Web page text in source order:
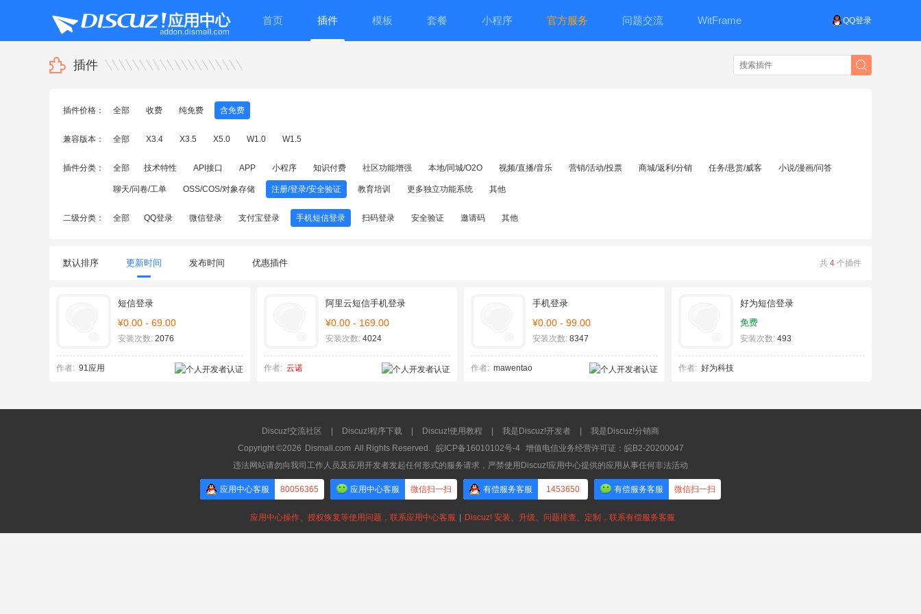
QQ登录
首页 插件 模板 套餐 小程序 官方服务 问题交流 WitFrame
插件
插件价格： 全部 收费 纯免费 含免费
兼容版本： 全部 X3.4 X3.5 X5.0 W1.0 W1.5
插件分类： 全部 技术特性 API接口 APP 小程序 知识付费 社区功能增强 本地/同城/O2O 视频/直播/音乐 营销/活动/投票 商城/返利/分销 任务/悬赏/威客 小说/漫画/问答
聊天/问卷/工单 OSS/COS/对象存储 注册/登录/安全验证 教育培训 更多独立功能系统 其他
二级分类： 全部 QQ登录 微信登录 支付宝登录 手机短信登录 扫码登录 安全验证 邀请码 其他
共 4 个插件
默认排序 更新时间 发布时间 优惠插件
短信登录
¥0.00 - 69.00
安装次数: 2076
作者: 91应用
阿里云短信手机登录
¥0.00 - 169.00
安装次数:4024
作者: 云诺
手机登录
¥0.00 - 99.00
安装次数: 8347
作者: mawentao
好为短信登录
免费
安装次数:493
作者: 好为科技
Discuz!交流社区 Discuz!程序下载 Discuz!使用教程 我是Discuz!开发者
我是Discuz!分销商
Copyright ©2026 Dismall.com All Rights Reserved. 皖ICP备16010102号-4
增值电信业务经营许可证：皖B2-20200047
违法网站请勿向我司工作人员及应用开发者发起任何形式的服务请求，严禁使用Discuz!应用中心提供的应用从事任何非法活动
应用中心客服 80056365 应用中心客服 微信扫一扫 有偿服务客服 1453650 有偿服务客服 微信扫一扫
应用中心操作、授权恢复等使用问题，联系应用中心客服 Discuz! 安装、升级、问题排查、定制，联系有偿服务客服